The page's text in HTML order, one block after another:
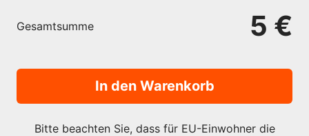
Gesamtsumme 5 €
In den Warenkorb
Bitte beachten Sie, dass für EU-Einwohner die